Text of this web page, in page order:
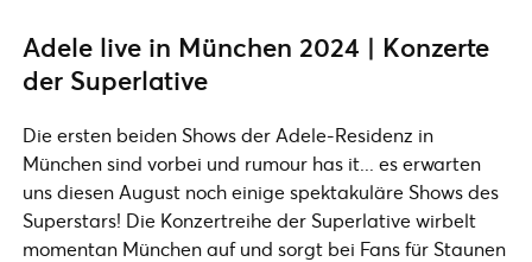
Adele live in München 2024 | Konzerte
der Superlative
Die ersten beiden Shows der Adele-Residenz in
München sind vorbei und rumour has it... es erwarten
uns diesen August noch einige spektakuläre Shows des
Superstars! Die Konzertreihe der Superlative wirbelt
momentan München auf und sorgt bei Fans für Staunen